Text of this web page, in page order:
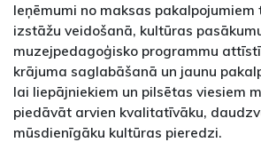
Ieņēmumi no maksas
izstāžu veidošanā, kultūras
muzejpedagoģisko programmu
krājuma saglabāšanā un jaunu
lai liepājniekiem un pilsētas viesiem
piedāvāt arvien kvalitatīvāku,
mūsdienīgāku kultūras pieredzi.